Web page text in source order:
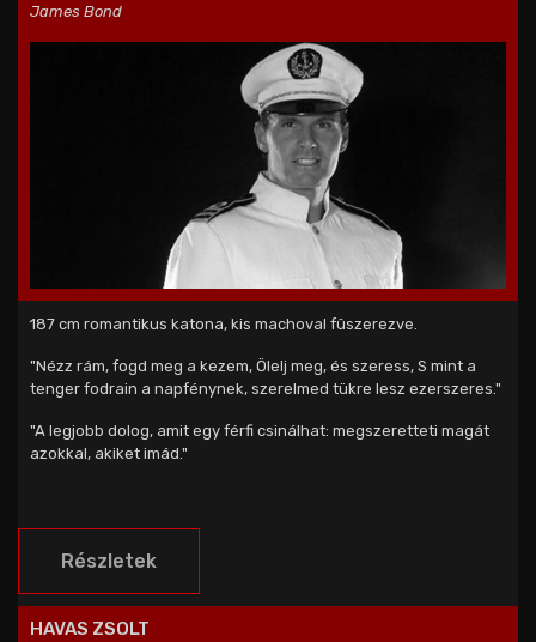
James Bond
187 cm romantikus katona, kis machoval fûszerezve.
"Nézz rám, fogd meg a kezem, Ölelj meg, és szeress, S mint a
tenger fodrain a napfénynek, szerelmed tükre lesz ezerszeres."
"A legjobb dolog, amit egy férfi csinálhat: megszeretteti magát
azokkal, akiket imád."
Részletek
HAVAS ZSOLT